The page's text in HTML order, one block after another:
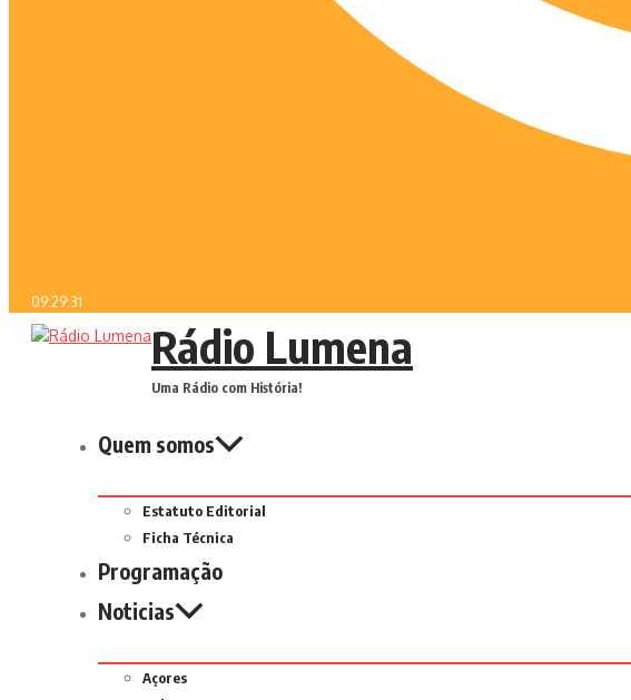
09:29:31
Rádio Lumena
Uma Rádio com História!
Quem somos
Estatuto Editorial
Ficha Técnica
Programação
Noticias
Açores